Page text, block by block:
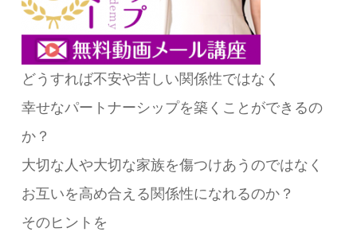
どうすれば不安や苦しい関係性ではなく
幸せなパートナーシップを築くことができるの
か？
大切な人や大切な家族を傷つけあうのではなく
お互いを高め合える関係性になれるのか？
そのヒントを